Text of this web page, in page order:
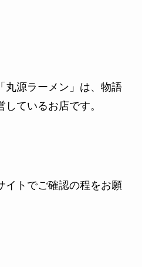
丸源ラーメン」は、物語
ているお店です。
イトでご確認の程をお願